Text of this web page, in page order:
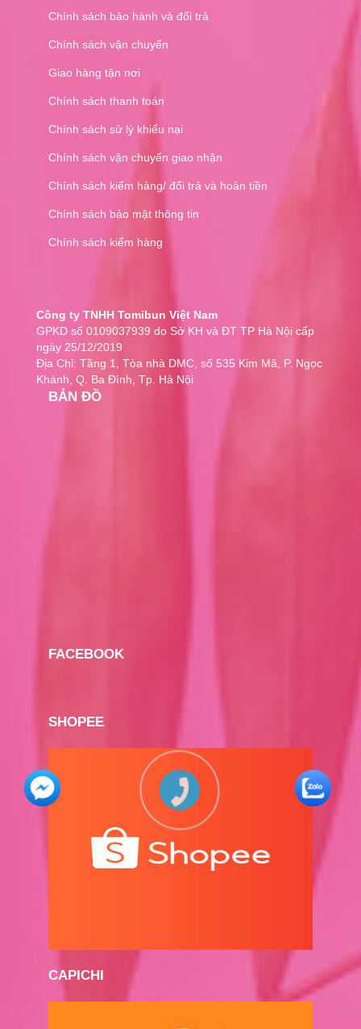
Chính sách bảo hành và đổi trả
Chính sách vận chuyển
Giao hàng tận nơi
Chính sách thanh toán
Chính sách sử lý khiếu nại
Chính sách vận chuyển giao nhận
Chính sách kiểm hàng/ đổi trả và hoàn tiền
Chính sách bảo mật thông tin
Chính sách kiểm hàng
Công ty TNHH Tomibun Việt Nam
GPKD số 0109037939 do Sở KH và ĐT TP Hà Nội cấp
ngày 25/12/2019
Địa Chỉ: Tầng 1, Tòa nhà DMC, số 535 Kim Mã, P. Ngọc
Khánh, Q. Ba Đình, Tp. Hà Nội
BẢN ĐỒ
FACEBOOK
SHOPEE
CAPICHI